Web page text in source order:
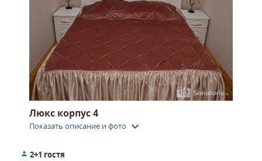
Люкс корпус 4
Показать описание и фото keyboard_arrow_down
2+1 гостя